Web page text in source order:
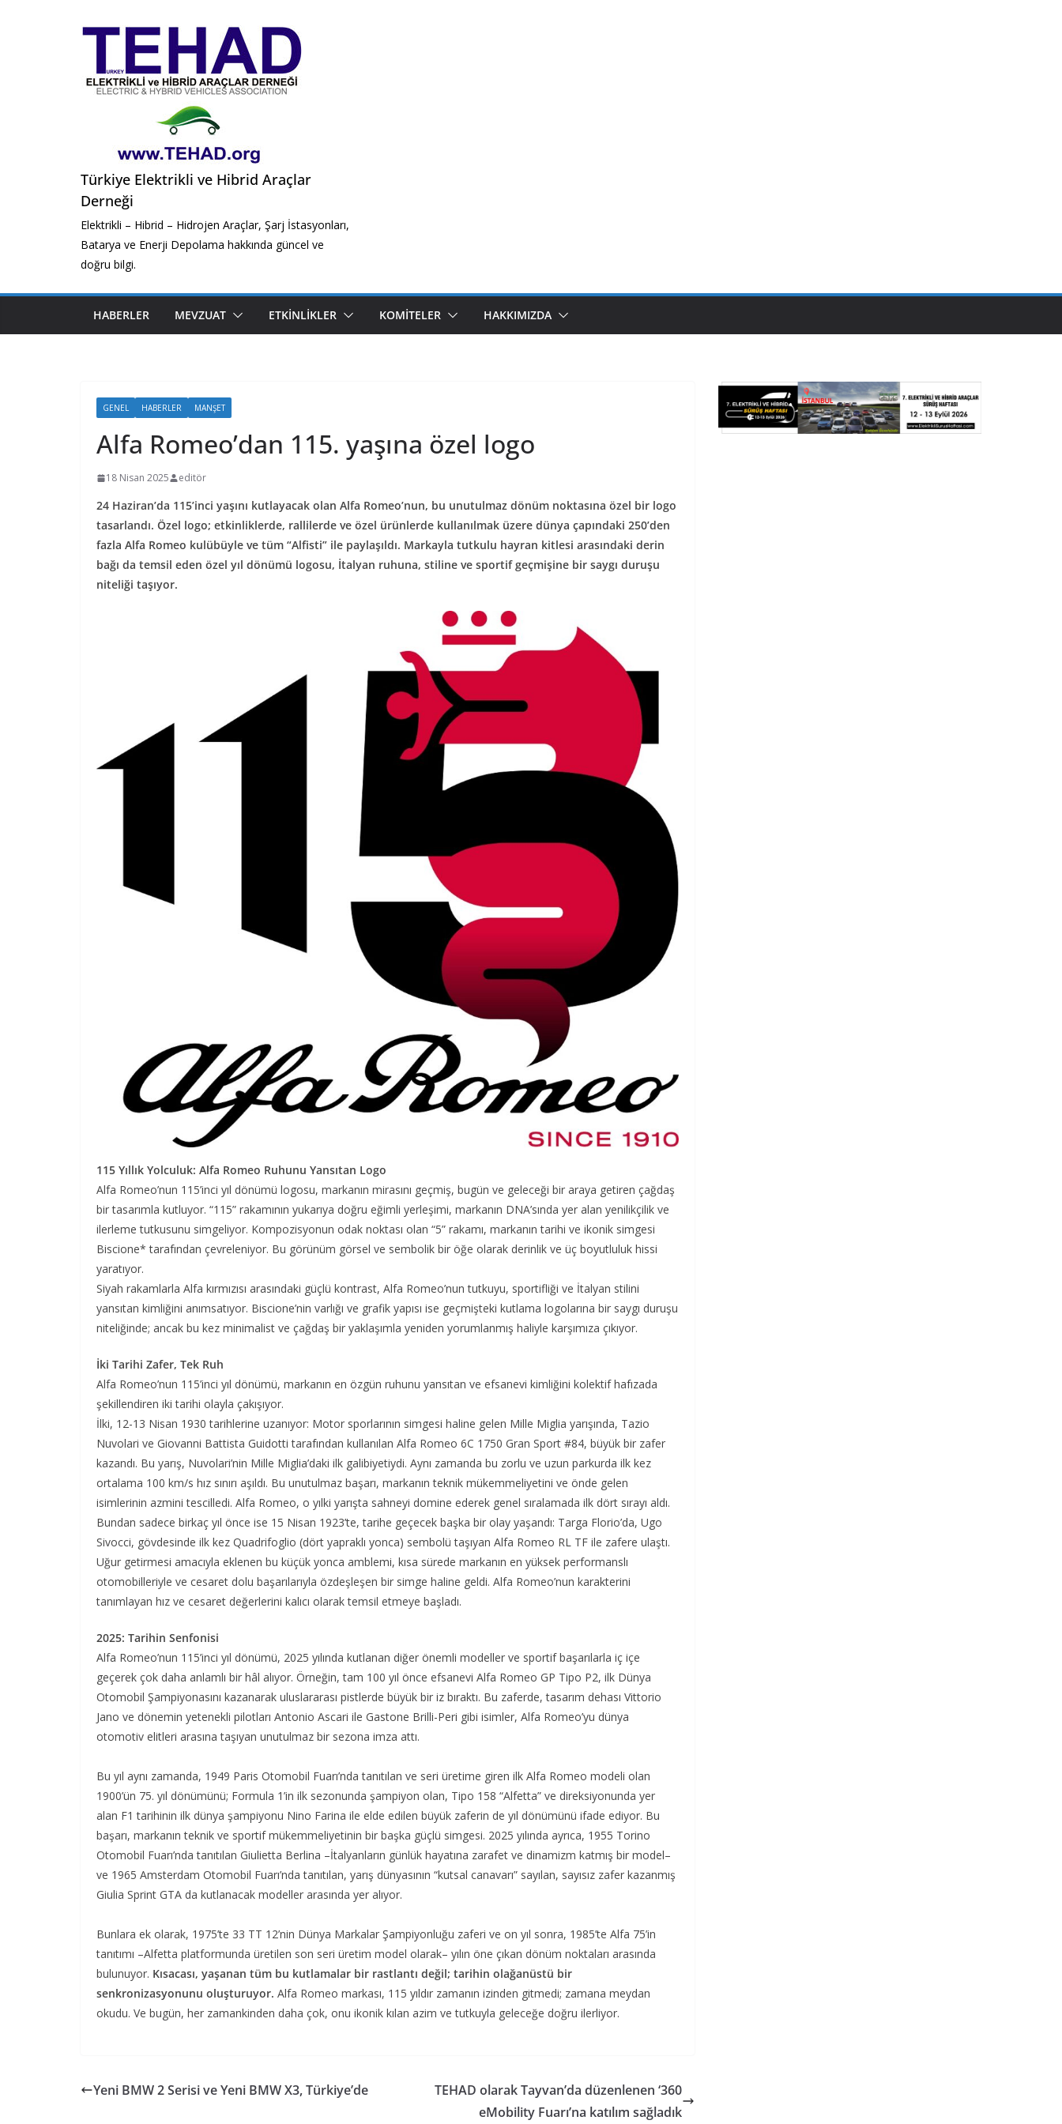
Türkiye Elektrikli ve Hibrid Araçlar
Derneği
Elektrikli – Hibrid – Hidrojen Araçlar, Şarj İstasyonları,
Batarya ve Enerji Depolama hakkında güncel ve
doğru bilgi.
HABERLER MEVZUAT ETKINLIKLER KOMITELER HAKKIMIZDA
GENEL HABERLER MANŞET
Alfa Romeo’dan 115. yaşına özel logo
18 Nisan 2025 editör
24 Haziran’da 115’inci yaşını kutlayacak olan Alfa Romeo’nun, bu unutulmaz dönüm noktasına özel bir logo
tasarlandı. Özel logo; etkinliklerde, rallilerde ve özel ürünlerde kullanılmak üzere dünya çapındaki 250’den
fazla Alfa Romeo kulübüyle ve tüm “Alfisti” ile paylaşıldı. Markayla tutkulu hayran kitlesi arasındaki derin
bağı da temsil eden özel yıl dönümü logosu, İtalyan ruhuna, stiline ve sportif geçmişine bir saygı duruşu
niteliği taşıyor.
115 Yıllık Yolculuk: Alfa Romeo Ruhunu Yansıtan Logo
Alfa Romeo’nun 115’inci yıl dönümü logosu, markanın mirasını geçmiş, bugün ve geleceği bir araya getiren çağdaş
bir tasarımla kutluyor. “115” rakamının yukarıya doğru eğimli yerleşimi, markanın DNA’sında yer alan yenilikçilik ve
ilerleme tutkusunu simgeliyor. Kompozisyonun odak noktası olan “5” rakamı, markanın tarihi ve ikonik simgesi
Biscione* tarafından çevreleniyor. Bu görünüm görsel ve sembolik bir öğe olarak derinlik ve üç boyutluluk hissi
yaratıyor.
Siyah rakamlarla Alfa kırmızısı arasındaki güçlü kontrast, Alfa Romeo’nun tutkuyu, sportifliği ve İtalyan stilini
yansıtan kimliğini anımsatıyor. Biscione’nin varlığı ve grafik yapısı ise geçmişteki kutlama logolarına bir saygı duruşu
niteliğinde; ancak bu kez minimalist ve çağdaş bir yaklaşımla yeniden yorumlanmış haliyle karşımıza çıkıyor.
İki Tarihi Zafer, Tek Ruh
Alfa Romeo’nun 115’inci yıl dönümü, markanın en özgün ruhunu yansıtan ve efsanevi kimliğini kolektif hafızada
şekillendiren iki tarihi olayla çakışıyor.
İlki, 12-13 Nisan 1930 tarihlerine uzanıyor: Motor sporlarının simgesi haline gelen Mille Miglia yarışında, Tazio
Nuvolari ve Giovanni Battista Guidotti tarafından kullanılan Alfa Romeo 6C 1750 Gran Sport #84, büyük bir zafer
kazandı. Bu yarış, Nuvolari’nin Mille Miglia’daki ilk galibiyetiydi. Aynı zamanda bu zorlu ve uzun parkurda ilk kez
ortalama 100 km/s hız sınırı aşıldı. Bu unutulmaz başarı, markanın teknik mükemmeliyetini ve önde gelen
isimlerinin azmini tescilledi. Alfa Romeo, o yılki yarışta sahneyi domine ederek genel sıralamada ilk dört sırayı aldı.
Bundan sadece birkaç yıl önce ise 15 Nisan 1923’te, tarihe geçecek başka bir olay yaşandı: Targa Florio’da, Ugo
Sivocci, gövdesinde ilk kez Quadrifoglio (dört yapraklı yonca) sembolü taşıyan Alfa Romeo RL TF ile zafere ulaştı.
Uğur getirmesi amacıyla eklenen bu küçük yonca amblemi, kısa sürede markanın en yüksek performanslı
otomobilleriyle ve cesaret dolu başarılarıyla özdeşleşen bir simge haline geldi. Alfa Romeo’nun karakterini
tanımlayan hız ve cesaret değerlerini kalıcı olarak temsil etmeye başladı.
2025: Tarihin Senfonisi
Alfa Romeo’nun 115’inci yıl dönümü, 2025 yılında kutlanan diğer önemli modeller ve sportif başarılarla iç içe
geçerek çok daha anlamlı bir hâl alıyor. Örneğin, tam 100 yıl önce efsanevi Alfa Romeo GP Tipo P2, ilk Dünya
Otomobil Şampiyonasını kazanarak uluslararası pistlerde büyük bir iz bıraktı. Bu zaferde, tasarım dehası Vittorio
Jano ve dönemin yetenekli pilotları Antonio Ascari ile Gastone Brilli-Peri gibi isimler, Alfa Romeo’yu dünya
otomotiv elitleri arasına taşıyan unutulmaz bir sezona imza attı.
Bu yıl aynı zamanda, 1949 Paris Otomobil Fuarı’nda tanıtılan ve seri üretime giren ilk Alfa Romeo modeli olan
1900’ün 75. yıl dönümünü; Formula 1’in ilk sezonunda şampiyon olan, Tipo 158 “Alfetta” ve direksiyonunda yer
alan F1 tarihinin ilk dünya şampiyonu Nino Farina ile elde edilen büyük zaferin de yıl dönümünü ifade ediyor. Bu
başarı, markanın teknik ve sportif mükemmeliyetinin bir başka güçlü simgesi. 2025 yılında ayrıca, 1955 Torino
Otomobil Fuarı’nda tanıtılan Giulietta Berlina –İtalyanların günlük hayatına zarafet ve dinamizm katmış bir model–
ve 1965 Amsterdam Otomobil Fuarı’nda tanıtılan, yarış dünyasının “kutsal canavarı” sayılan, sayısız zafer kazanmış
Giulia Sprint GTA da kutlanacak modeller arasında yer alıyor.
Bunlara ek olarak, 1975’te 33 TT 12’nin Dünya Markalar Şampiyonluğu zaferi ve on yıl sonra, 1985’te Alfa 75’in
tanıtımı –Alfetta platformunda üretilen son seri üretim model olarak– yılın öne çıkan dönüm noktaları arasında
bulunuyor. Kısacası, yaşanan tüm bu kutlamalar bir rastlantı değil; tarihin olağanüstü bir
senkronizasyonunu oluşturuyor. Alfa Romeo markası, 115 yıldır zamanın izinden gitmedi; zamana meydan
okudu. Ve bugün, her zamankinden daha çok, onu ikonik kılan azim ve tutkuyla geleceğe doğru ilerliyor.
Yeni BMW 2 Serisi ve Yeni BMW X3, Türkiye’de
TEHAD olarak Tayvan’da düzenlenen ‘360
eMobility Fuarı’na katılım sağladık